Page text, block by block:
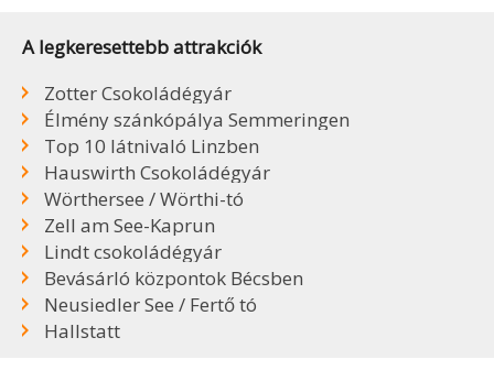
A legkeresettebb attrakciók
Zotter Csokoládégyár
Élmény szánkópálya Semmeringen
Top 10 látnivaló Linzben
Hauswirth Csokoládégyár
Wörthersee / Wörthi-tó
Zell am See-Kaprun
Lindt csokoládégyár
Bevásárló központok Bécsben
Neusiedler See / Fertő tó
Hallstatt